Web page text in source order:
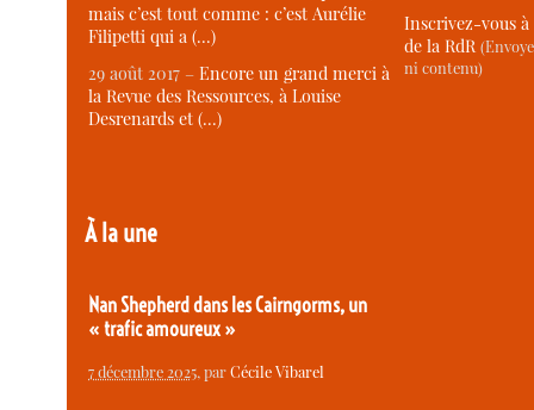
mais c’est tout comme : c’est Aurélie
Filipetti qui a (…)
29 août 2017 –Encore un grand merci à
la Revue des Ressources, à Louise
Desrenards et (…)
À la une
Nan Shepherd dans les Cairngorms, un
« trafic amoureux »
7 décembre 2025, parCécile Vibarel
Inscrivez-vous
de la RdR
ni contenu)